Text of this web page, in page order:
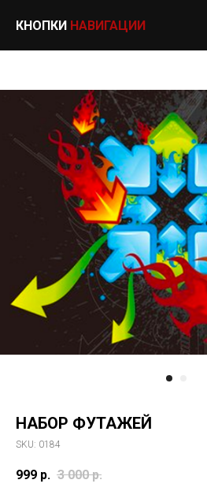
КНОПКИ НАВИГАЦИИ
НАБОР ФУТАЖЕЙ
SKU: 0184
999 р. 3 000 р.